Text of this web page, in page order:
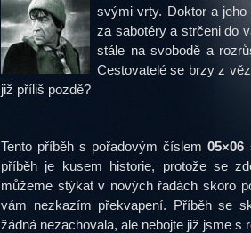
svými vrty. Doktor a
za sabotéry a strčeni do
stále na svobodě a
Cestovatelé se brzy z
již příliš pozdě?
Tento příběh s pořadovým číslem05×06
příběh je kusem historie, protože se
můžeme stýkat v nových řadách skoro
vám nezkazím překvapení. Příběh se
žádná nezachovala, ale nebojte již jsme s